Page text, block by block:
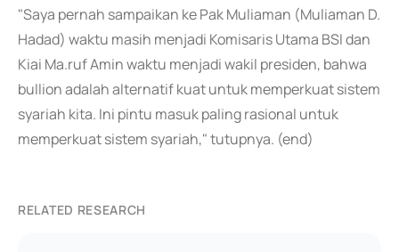
"Saya pernah sampaikan ke Pak Muliaman (Muliaman D.
Hadad) waktu masih menjadi Komisaris Utama BSI dan
Kiai Ma.ruf Amin waktu menjadi wakil presiden, bahwa
bullion adalah alternatif kuat untuk memperkuat sistem
syariah kita. Ini pintu masuk paling rasional untuk
memperkuat sistem syariah," tutupnya. (end)
RELATED RESEARCH